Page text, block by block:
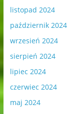
listopad 2024
październik 2024
wrzesień 2024
sierpień 2024
lipiec 2024
czerwiec 2024
maj 2024